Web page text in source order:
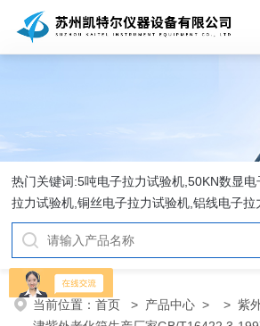
热门关键词:5吨电子拉力试验机,50KN数显
拉力试验机,铜丝电子拉力试验机,铝线电子拉
试验机.
当前位置：首页 > 产品中心 > >紫